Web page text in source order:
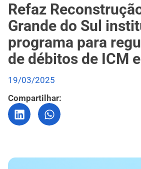
Refaz
Grande do Sul
programa para
de débitos de ICM
19/03/2025
Compartilhar: